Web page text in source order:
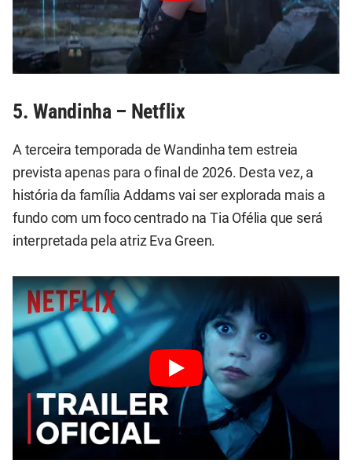
5. Wandinha – Netflix
A terceira temporada de Wandinha tem estreia
prevista apenas para o final de 2026. Desta vez, a
história da família Addams vai ser explorada mais a
fundo com um foco centrado na Tia Ofélia que será
interpretada pela atriz Eva Green.